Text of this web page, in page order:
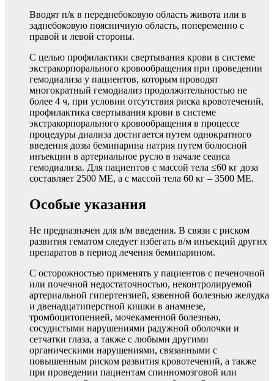
Вводят п/к в переднебоковую область живота или в
заднебоковую поясничную область, попеременно с
правой и левой стороны.
С целью профилактики свертывания крови в системе
экстракорпорального кровообращения при проведении
гемодиализа у пациентов, которым проводят
многократный гемодиализ продолжительностью не
более 4 ч, при условии отсутствия риска кровотечений,
профилактика свертывания крови в системе
экстракорпорального кровообращения в процессе
процедуры диализа достигается путем однократного
введения дозы бемипарина натрия путем болюсной
инъекции в артериальное русло в начале сеанса
гемодиализа. Для пациентов с массой тела ≤60 кг доза
составляет 2500 МЕ, а с массой тела 60 кг – 3500 МЕ.
Особые указания
Не предназначен для в/м введения. В связи с риском
развития гематом следует избегать в/м инъекций других
препаратов в период лечения бемипарином.
С осторожностью применять у пациентов с печеночной
или почечной недостаточностью, неконтролируемой
артериальной гипертензией, язвенной болезнью желудка
и двенадцатиперстной кишки в анамнезе,
тромбоцитопенией, мочекаменной болезнью,
сосудистыми нарушениями радужной оболочки и
сетчатки глаза, а также с любыми другими
органическими нарушениями, связанными с
повышенным риском развития кровотечений, а также
при проведении пациентам спинномозговой или